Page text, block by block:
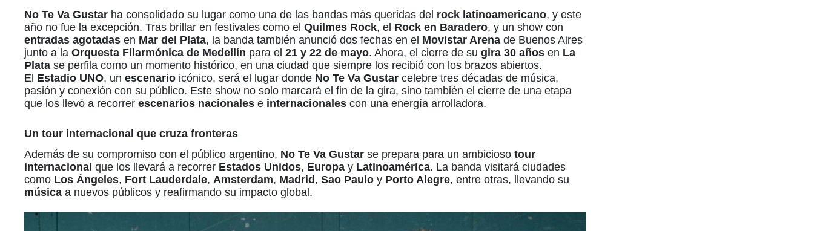
No Te Va Gustar ha consolidado su lugar como una de las bandas más queridas del rock latinoamericano, y este
año no fue la excepción. Tras brillar en festivales como el Quilmes Rock, el Rock en Baradero, y un show con
entradas agotadas en Mar del Plata, la banda también anunció dos fechas en el Movistar Arena de Buenos Aires
junto a la Orquesta Filarmónica de Medellín para el 21 y 22 de mayo. Ahora, el cierre de su gira 30 años en La
Plata se perfila como un momento histórico, en una ciudad que siempre los recibió con los brazos abiertos.
El Estadio UNO, un escenario icónico, será el lugar donde No Te Va Gustar celebre tres décadas de música,
pasión y conexión con su público. Este show no solo marcará el fin de la gira, sino también el cierre de una etapa
que los llevó a recorrer escenarios nacionales e internacionales con una energía arrolladora.
Un tour internacional que cruza fronteras
Además de su compromiso con el público argentino, No Te Va Gustar se prepara para un ambicioso tour
internacional que los llevará a recorrer Estados Unidos, Europa y Latinoamérica. La banda visitará ciudades
como Los Ángeles, Fort Lauderdale, Amsterdam, Madrid , Sao Paulo y Porto Alegre, entre otras, llevando su
música a nuevos públicos y reafirmando su impacto global.